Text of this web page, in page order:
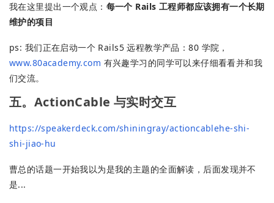
我在这里提出一个观点： 每一个 Rails 工程师都应该拥有一个长期
维护的项目
ps: 我们正在启动一个 Rails5 远程教学产品：80 学院，
www.80academy.com 有兴趣学习的同学可以来仔细看看并和我
们交流。
五。ActionCable 与实时交互
https://speakerdeck.com/shiningray/actioncablehe-shi-
shi-jiao-hu
曹总的话题一开始我以为是我的主题的全面解读，后面发现并不
是...